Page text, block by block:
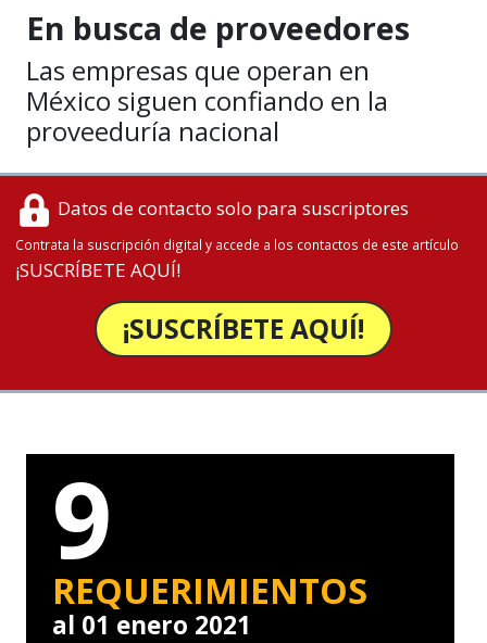
En busca de proveedores
Las empresas que operan en
México siguen confiando en la
proveeduría nacional
Datos de contacto solo para suscriptores
Contrata la suscripción digital y accede a los contactos de este artículo
¡SUSCRÍBETE AQUÍ!
¡SUSCRÍBETE AQUÍ!
9
REQUERIMIENTOS
al 01 enero 2021